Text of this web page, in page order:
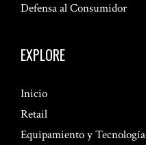
Defensa al Consumidor
EXPLORE
Inicio
Retail
Equipamiento y Tecnología